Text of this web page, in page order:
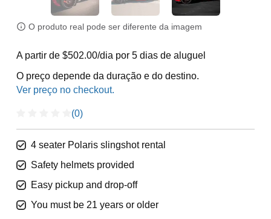
O produto real pode ser diferente da imagem
A partir de $502.00/dia por 5 dias de aluguel
O preço depende da duração e do destino.
(0)
4 seater Polaris slingshot rental
Safety helmets provided
Easy pickup and drop-off
You must be 21 years or older